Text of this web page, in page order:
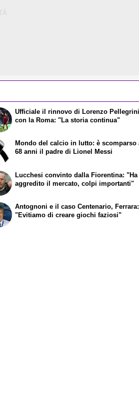
Ufficiale il rinnovo di Lorenzo Pellegrini
con la Roma: "La storia continua"
Mondo del calcio in lutto: è scomparso
68 anni il padre di Lionel Messi
Lucchesi convinto dalla Fiorentina: "Ha
aggredito il mercato, colpi importanti"
Antognoni e il caso Centenario, Ferrara:
"Evitiamo di creare giochi faziosi"